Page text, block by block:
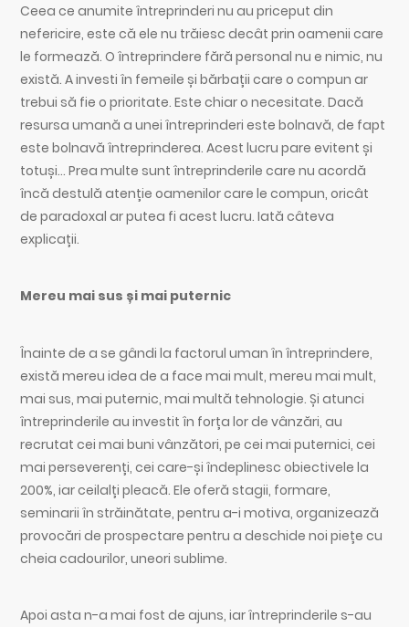
Ceea ce anumite întreprinderi nu au priceput din
nefericire, este că ele nu trăiesc decât prin oamenii care
le formează. O întreprindere fără personal nu e nimic, nu
există. A investi în femeile și bărbații care o compun ar
trebui să fie o prioritate. Este chiar o necesitate. Dacă
resursa umană a unei întreprinderi este bolnavă, de fapt
este bolnavă întreprinderea. Acest lucru pare evitent și
totuși… Prea multe sunt întreprinderile care nu acordă
încă destulă atenție oamenilor care le compun, oricât
de paradoxal ar putea fi acest lucru. Iată câteva
explicații.
Mereu mai sus și mai puternic
Înainte de a se gândi la factorul uman în întreprindere,
există mereu idea de a face mai mult, mereu mai mult,
mai sus, mai puternic, mai multă tehnologie. Și atunci
întreprinderile au investit în forța lor de vânzări, au
recrutat cei mai buni vânzători, pe cei mai puternici, cei
mai perseverenți, cei care-și îndeplinesc obiectivele la
200%, iar ceilalți pleacă. Ele oferă stagii, formare,
seminarii în străinătate, pentru a-i motiva, organizează
provocări de prospectare pentru a deschide noi piețe cu
cheia cadourilor, uneori sublime.
Apoi asta n-a mai fost de ajuns, iar întreprinderile s-au